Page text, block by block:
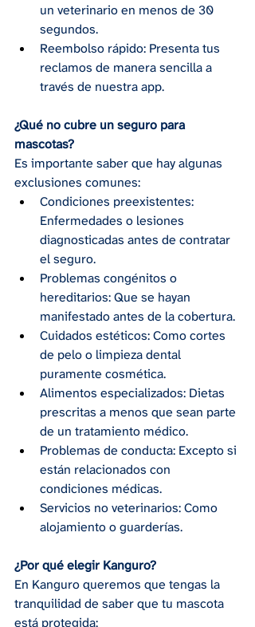
un veterinario en menos de 30
segundos.
Reembolso rápido: Presenta tus
reclamos de manera sencilla a
través de nuestra app.
¿Qué no cubre un seguro para
mascotas?
Es importante saber que hay algunas
exclusiones comunes:
Condiciones preexistentes:
Enfermedades o lesiones
diagnosticadas antes de contratar
el seguro.
Problemas congénitos o
hereditarios: Que se hayan
manifestado antes de la cobertura.
Cuidados estéticos: Como cortes
de pelo o limpieza dental
puramente cosmética.
Alimentos especializados: Dietas
prescritas a menos que sean parte
de un tratamiento médico.
Problemas de conducta: Excepto si
están relacionados con
condiciones médicas.
Servicios no veterinarios: Como
alojamiento o guarderías.
¿Por qué elegir Kanguro?
En Kanguro queremos que tengas la
tranquilidad de saber que tu mascota
está protegida: